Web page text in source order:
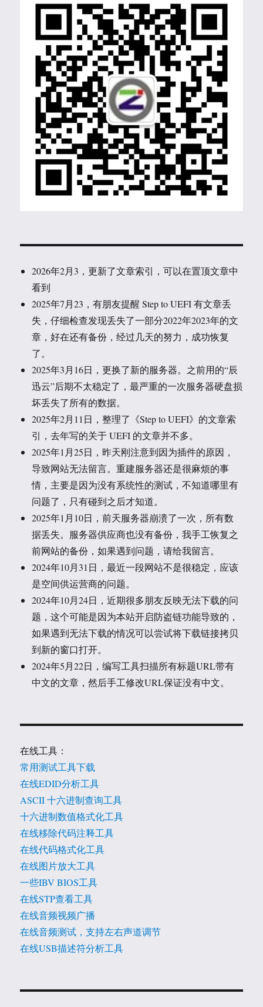
2026年2月3，更新了文章索引，可以在置顶文章中
看到
2025年7月23，有朋友提醒 Step to UEFI 有文章丢
失，仔细检查发现丢失了一部分2022年2023年的文
章，好在还有备份，经过几天的努力，成功恢复
了。
2025年3月16日，更换了新的服务器。之前用的“辰
迅云”后期不太稳定了，最严重的一次服务器硬盘损
坏丢失了所有的数据。
2025年2月11日，整理了《Step to UEFI》的文章索
引，去年写的关于 UEFI 的文章并不多。
2025年1月25日，昨天刚注意到因为插件的原因，
导致网站无法留言。重建服务器还是很麻烦的事
情，主要是因为没有系统性的测试，不知道哪里有
问题了，只有碰到之后才知道。
2025年1月10日，前天服务器崩溃了一次，所有数
据丢失。服务器供应商也没有备份，我手工恢复之
前网站的备份，如果遇到问题，请给我留言。
2024年10月31日，最近一段网站不是很稳定，应该
是空间供运营商的问题。
2024年10月24日，近期很多朋友反映无法下载的问
题，这个可能是因为本站开启防盗链功能导致的，
如果遇到无法下载的情况可以尝试将下载链接拷贝
到新的窗口打开。
2024年5月22日，编写工具扫描所有标题URL带有
中文的文章，然后手工修改URL保证没有中文。
在线工具：
常用测试工具下载
在线EDID分析工具
ASCII 十六进制查询工具
十六进制数值格式化工具
在线移除代码注释工具
在线代码格式化工具
在线图片放大工具
一些IBV BIOS工具
在线STP查看工具
在线音频视频广播
在线音频测试，支持左右声道调节
在线USB描述符分析工具